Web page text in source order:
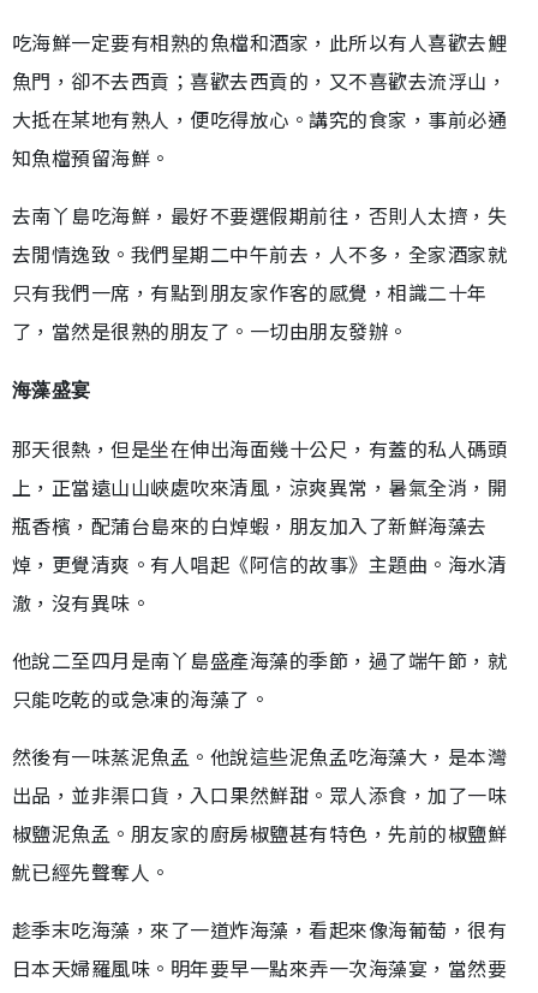
吃海鮮一定要有相熟的魚檔和酒家，此所以有人喜歡去鯉
魚門，卻不去西貢；喜歡去西貢的，又不喜歡去流浮山，
大抵在某地有熟人，便吃得放心。講究的食家，事前必通
知魚檔預留海鮮。
去南丫島吃海鮮，最好不要選假期前往，否則人太擠，失
去閒情逸致。我們星期二中午前去，人不多，全家酒家就
只有我們一席，有點到朋友家作客的感覺，相識二十年
了，當然是很熟的朋友了。一切由朋友發辦。
海藻盛宴
那天很熱，但是坐在伸出海面幾十公尺，有蓋的私人碼頭
上，正當遠山山峽處吹來清風，涼爽異常，暑氣全消，開
瓶香檳，配蒲台島來的白焯蝦，朋友加入了新鮮海藻去
焯，更覺清爽。有人唱起《阿信的故事》主題曲。海水清
澈，沒有異味。
他說二至四月是南丫島盛產海藻的季節，過了端午節，就
只能吃乾的或急凍的海藻了。
然後有一味蒸泥魚孟。他說這些泥魚孟吃海藻大，是本灣
出品，並非渠口貨，入口果然鮮甜。眾人添食，加了一味
椒鹽泥魚孟。朋友家的廚房椒鹽甚有特色，先前的椒鹽鮮
魷已經先聲奪人。
趁季末吃海藻，來了一道炸海藻，看起來像海葡萄，很有
日本天婦羅風味。明年要早一點來弄一次海藻宴，當然要